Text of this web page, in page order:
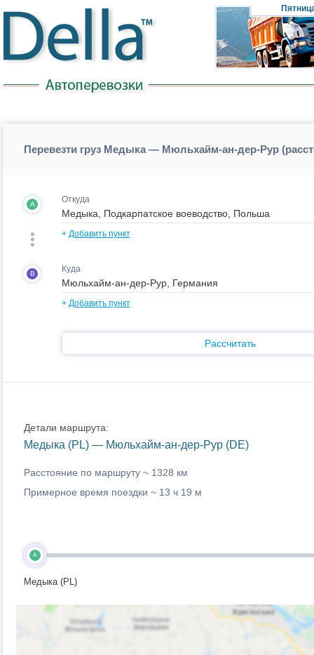
Перевезти груз Медыка — Мюльхайм-ан-дер-Рур
A Откуда
+ Добавить пункт
B Куда
+ Добавить пункт
Рассчитать
Детали маршрута:
Медыка (PL) — Мюльхайм-ан-дер-Рур (DE)
Расстояние по маршруту ~ 1328 км
Примерное время поездки ~ 13 ч 19 м
A
Медыка (PL)